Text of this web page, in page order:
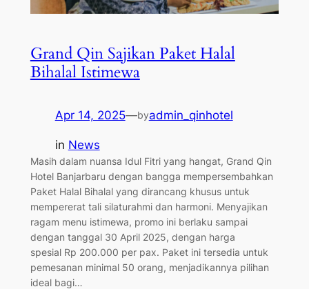
Grand Qin Sajikan Paket Halal
Bihalal Istimewa
Apr 14, 2025—byadmin_qinhotel
in News
Masih dalam nuansa Idul Fitri yang hangat, Grand Qin
Hotel Banjarbaru dengan bangga mempersembahkan
Paket Halal Bihalal yang dirancang khusus untuk
mempererat tali silaturahmi dan harmoni. Menyajikan
ragam menu istimewa, promo ini berlaku sampai
dengan tanggal 30 April 2025, dengan harga
spesial Rp 200.000 per pax. Paket ini tersedia untuk
pemesanan minimal 50 orang, menjadikannya pilihan
ideal bagi…